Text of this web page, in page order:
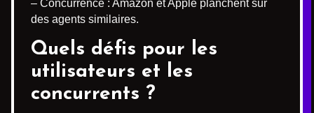
– Concurrence : Amazon et Apple planchent sur
des agents similaires.
Quels défis pour les
utilisateurs et les
concurrents ?